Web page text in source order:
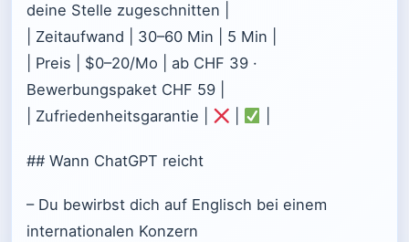
deine Stelle zugeschnitten |
| Zeitaufwand | 30–60 Min | 5 Min |
| Preis | $0–20/Mo | ab CHF 39 ·
Bewerbungspaket CHF 59 |
| Zufriedenheitsgarantie |
## Wann ChatGPT reicht
– Du bewirbst dich auf Englisch bei einem
internationalen Konzern